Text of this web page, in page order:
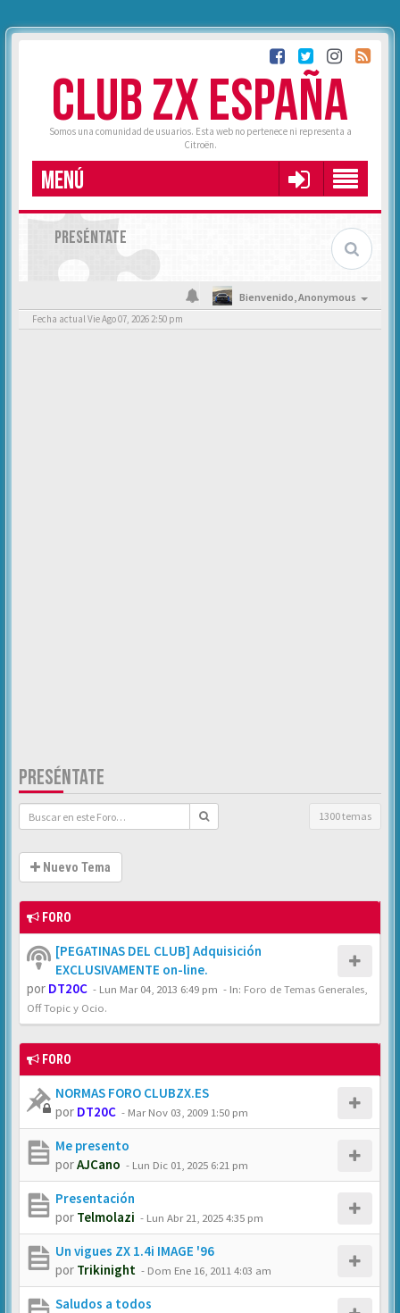
CLUB ZX ESPAÑA
Somos una comunidad de usuarios. Esta web no pertenece ni representa a
Citroën.
MENÚ
PRESÉNTATE
Bienvenido,Anonymous
Fecha actual Vie Ago 07, 2026 2:50 pm
PRESÉNTATE
1300 temas
Nuevo Tema
FORO
[PEGATINAS DEL CLUB] Adquisición
EXCLUSIVAMENTE on-line.
por DT20C - Lun Mar 04, 2013 6:49 pm - In: Foro de Temas Generales,
Off Topic y Ocio.
FORO
NORMAS FORO CLUBZX.ES
por DT20C - Mar Nov 03, 2009 1:50 pm
Me presento
porAJCano - Lun Dic 01, 2025 6:21 pm
Presentación
por Telmolazi - Lun Abr 21, 2025 4:35 pm
Un vigues ZX 1.4i IMAGE '96
por Trikinight - Dom Ene 16, 2011 4:03 am
Saludos a todos